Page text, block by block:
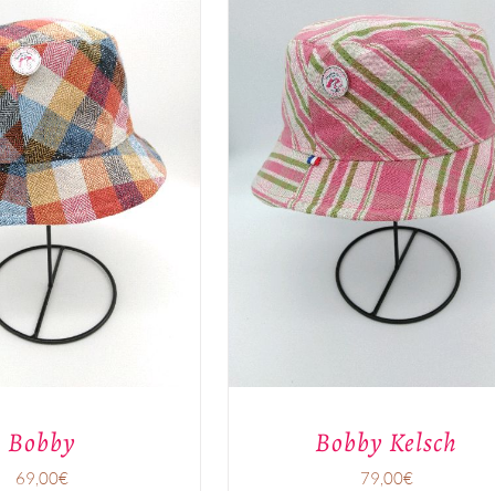
Bobby
69,00€
CE
PRODUIT
A
PLUSIEURS
VARIATIONS.
LES
OPTIONS
PEUVENT
ÊTRE
PAGE
DU
PRODUIT
/ APERÇU
Bobby Kelsch
79,00€